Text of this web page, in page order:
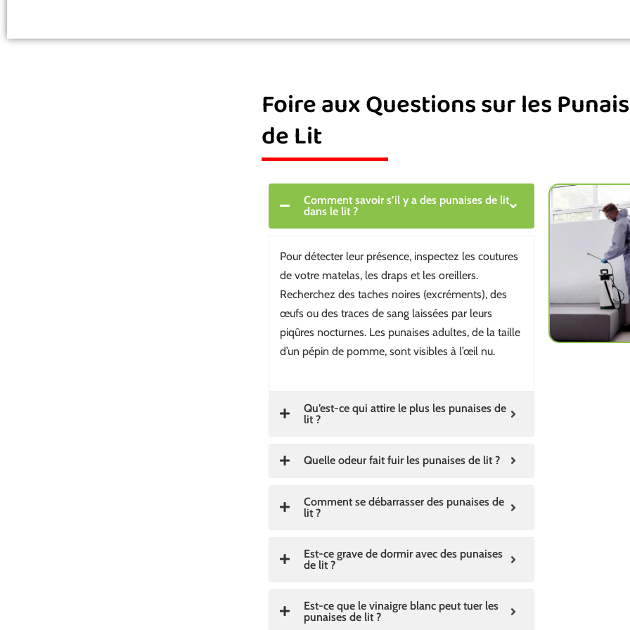
Foire aux Questions sur les
de Lit
Comment savoir s’il y a des punaises de lit
dans le lit ?
Pour détecter leur présence, inspectez les coutures
de votre matelas, les draps et les oreillers.
Recherchez des taches noires (excréments), des
œufs ou des traces de sang laissées par leurs
piqûres nocturnes. Les punaises adultes, de la taille
d’un pépin de pomme, sont visibles à l’œil nu.
Qu’est-ce qui attire le plus les punaises de
lit ?
Quelle odeur fait fuir les punaises de lit ?
Comment se débarrasser des punaises de
lit ?
Est-ce grave de dormir avec des punaises
de lit ?
Est-ce que le vinaigre blanc peut tuer les
punaises de lit ?